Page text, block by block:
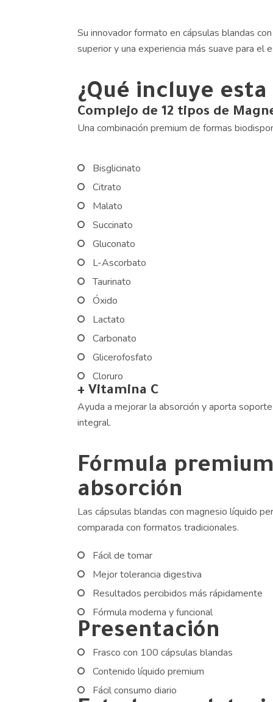
Su innovador formato en cápsulas blandas
superior y una experiencia más suave para el
¿Qué incluye
Complejo de 12 tipos de
Una combinación premium de formas
Bisglicinato
Citrato
Malato
Succinato
Gluconato
L-Ascorbato
Taurinato
Óxido
Lactato
Carbonato
Glicerofosfato
Cloruro
+ Vitamina C
Ayuda a mejorar la absorción y aporta
integral.
Fórmula
absorción
Las cápsulas blandas con magnesio líquido
comparada con formatos tradicionales.
Fácil de tomar
Mejor tolerancia digestiva
Resultados percibidos más rápidamente
Fórmula moderna y funcional
Presentación
Frasco con 100 cápsulas blandas
Contenido líquido premium
Fácil consumo diario